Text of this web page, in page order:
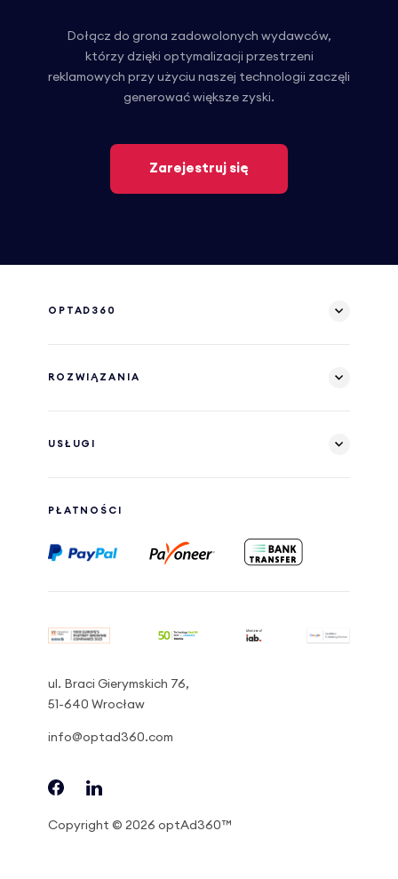
Dołącz do grona zadowolonych wydawców,
którzy dzięki optymalizacji przestrzeni
reklamowych przy użyciu naszej technologii zaczęli
generować większe zyski.
Zarejestruj się
OPTAD360
ROZWIĄZANIA
USŁUGI
PŁATNOŚCI
ul. Braci Gierymskich 76,
51-640 Wrocław
info@optad360.com
Copyright © 2026 optAd360™